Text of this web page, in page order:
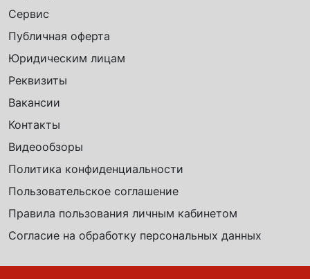
Сервис
Публичная оферта
Юридическим лицам
Реквизиты
Вакансии
Контакты
Видеообзоры
Политика конфиденциальности
Пользовательское соглашение
Правила пользования личным кабинетом
Согласие на обработку персональных данных